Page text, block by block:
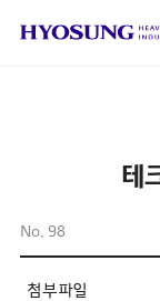
테
No. 98
첨부파일